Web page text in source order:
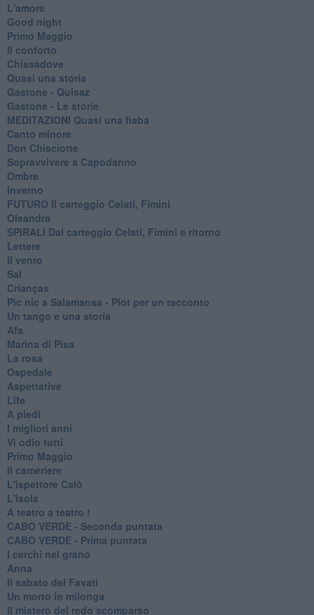
L'amore
Good night
Primo Maggio
Il conforto
Chissàdove
Quasi una storia
Gastone - Quisaz
Gastone - Le storie
MEDITAZIONI Quasi una fiaba
Canto minore
Don Chisciotte
Sopravvivere a Capodanno
Ombre
Inverno
FUTURO Il carteggio Celati, Fimini
Oleandra
SPIRALI Dal carteggio Celati, Fimini e ritorno
Lettere
Il vento
Sal
Crianças
Pic nic a Salamansa - Plot per un racconto
Un tango e una storia
Afa
Marina di Pisa
La rosa
Ospedale
Aspettative
Life
A piedi
I migliori anni
Vi odio tutti
Primo Maggio
Il cameriere
L'ispettore Calò
L'isola
A teatro a teatro !
CABO VERDE - Seconda puntata
CABO VERDE - Prima puntata
I cerchi nel grano
Anna
Il sabato del Favati
Un morto in milonga
Il mistero del redo scomparso